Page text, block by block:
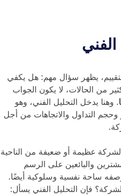
يظهر سؤال مهم: هل يكفي
من الحالات، لا يكون الجواب
. وهنا يدخل التحليل الفني، وهو
التداول والاتجاهات من أجل
عظيمة أو ضعيفة من الناحية
والبائعين على الرسم
ساحة نفسية وسلوكية أيضًا.
فإن التحليل الفني يسأل: